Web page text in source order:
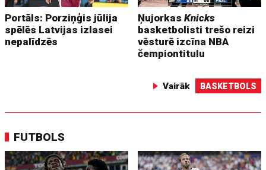
Portāls: Porziņģis jūlija
spēlēs Latvijas izlasei
nepalīdzēs
ŅujorkasKnicks
basketbolisti trešo reizi
vēsturē izcīna NBA
čempiontitulu
Vairāk BASKETBOLS
FUTBOLS